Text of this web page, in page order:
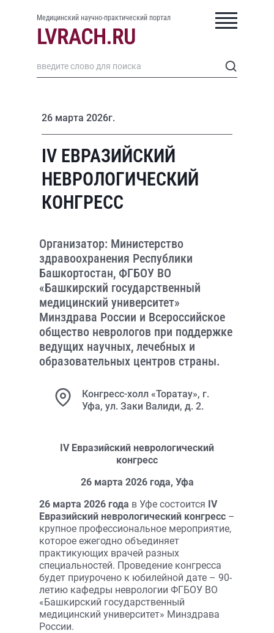
Медицинский научно-практический портал
26 марта 2026г.
IV ЕВРАЗИЙСКИЙ
НЕВРОЛОГИЧЕСКИЙ
КОНГРЕСС
Организатор: Министерство
здравоохранения Республики
Башкортостан, ФГБОУ ВО
«Башкирский государственный
медицинский университет»
Минздрава России и Всероссийское
общество неврологов при поддержке
ведущих научных, лечебных и
образовательных центров страны.
Конгресс-холл «Торатау», г.
Уфа, ул. Заки Валиди, д. 2.
IVЕвразийский неврологический
конгресс
26 марта 2026 года, Уфа
26 марта 2026 года в Уфе состоится IV
Евразийский неврологический конгресс –
крупное профессиональное мероприятие,
которое ежегодно объединяет
практикующих врачей разных
специальностей. Проведение конгресса
будет приурочено к юбилейной дате – 90-
летию кафедры неврологии ФГБОУ ВО
«Башкирский государственный
медицинский университет» Минздрава
России.